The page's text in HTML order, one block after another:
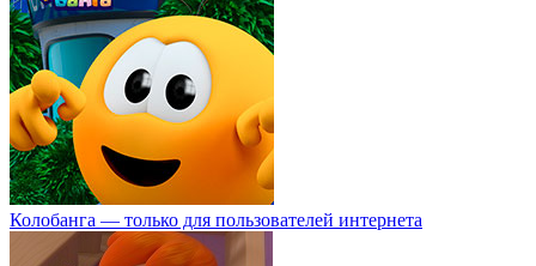
Колобанга — только для пользователей интернета